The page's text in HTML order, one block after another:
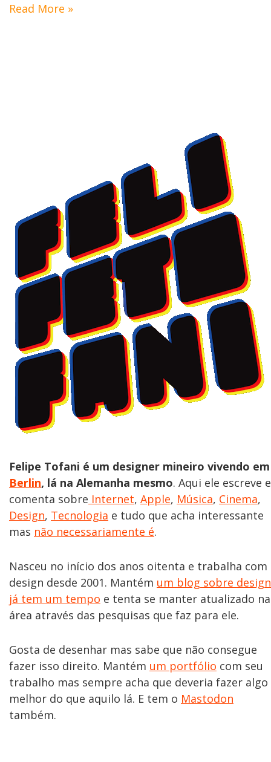
Read More »
Felipe Tofani é um designer mineiro vivendo em
Berlin, lá na Alemanha mesmo. Aqui ele escreve e
comenta sobre Internet, Apple, Música, Cinema,
Design, Tecnologia e tudo que acha interessante
mas não necessariamente é.
Nasceu no início dos anos oitenta e trabalha com
design desde 2001. Mantém um blog sobre design
já tem um tempo e tenta se manter atualizado na
área através das pesquisas que faz para ele.
Gosta de desenhar mas sabe que não consegue
fazer isso direito. Mantém um portfólio com seu
trabalho mas sempre acha que deveria fazer algo
melhor do que aquilo lá. E tem o Mastodon
também.